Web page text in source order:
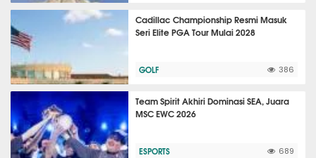
Cadillac Championship Resmi Masuk
Seri Elite PGA Tour Mulai 2028
GOLF 386
Team Spirit Akhiri Dominasi SEA, Juara
MSC EWC 2026
ESPORTS 689